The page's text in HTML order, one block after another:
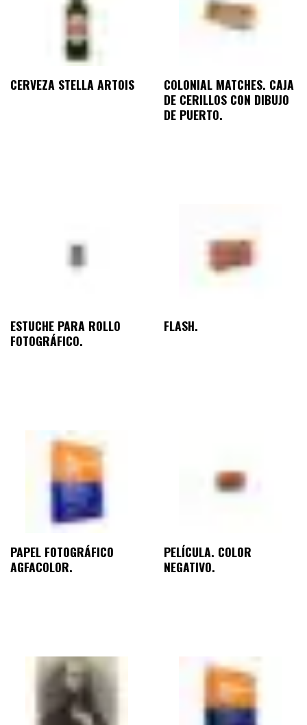
CERVEZA STELLA ARTOIS
COLONIAL MATCHES. CAJA
DE CERILLOS CON DIBUJO
DE PUERTO.
ESTUCHE PARA ROLLO
FOTOGRÁFICO.
FLASH.
PAPEL FOTOGRÁFICO
AGFACOLOR.
PELÍCULA. COLOR
NEGATIVO.